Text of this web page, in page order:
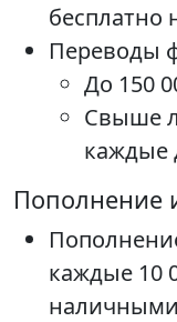
бесплатно
Переводы
До 150
Свыше
каждые
Пополнение
каждые 10
наличными